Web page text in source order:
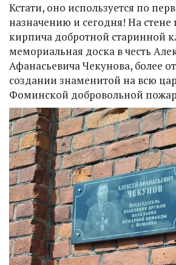
Кстати, оно используется по
назначению и сегодня! На стене
кирпича добротной старинной
мемориальная доска в честь
Афанасьевича Чекунова, более
создании знаменитой на всю
Фоминской добровольной